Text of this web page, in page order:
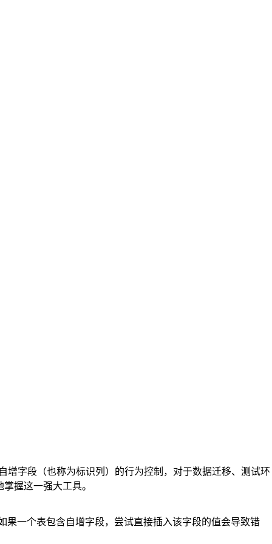
增字段（也称为标识列）的行为控制，对于数据迁移、测试环
握这一强大工具。
一个表包含自增字段，尝试直接插入该字段的值会导致错